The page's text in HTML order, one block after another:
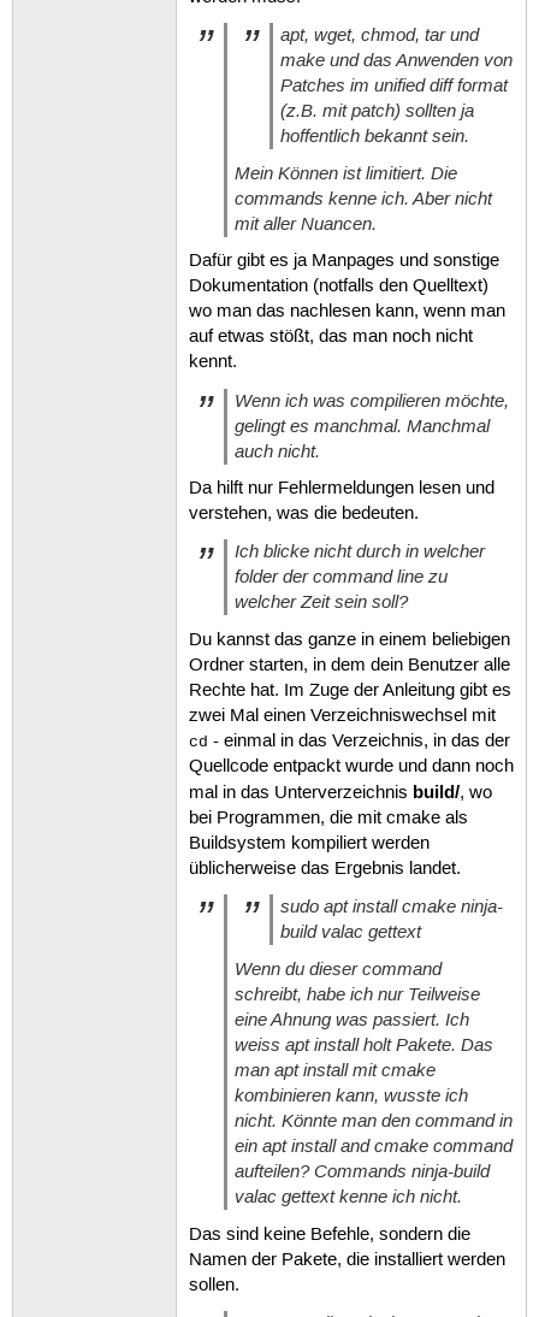
apt, wget, chmod, tar und
make und das Anwenden von
Patches im unified diff format
(z.B. mit patch) sollten ja
hoffentlich bekannt sein.
Mein Können ist limitiert. Die
commands kenne ich. Aber nicht
mit aller Nuancen.
Dafür gibt es ja Manpages und sonstige
Dokumentation (notfalls den Quelltext)
wo man das nachlesen kann, wenn man
auf etwas stößt, das man noch nicht
kennt.
Wenn ich was compilieren möchte,
gelingt es manchmal. Manchmal
auch nicht.
Da hilft nur Fehlermeldungen lesen und
verstehen, was die bedeuten.
Ich blicke nicht durch in welcher
folder der command line zu
welcher Zeit sein soll?
Du kannst das ganze in einem beliebigen
Ordner starten, in dem dein Benutzer alle
Rechte hat. Im Zuge der Anleitung gibt es
zwei Mal einen Verzeichniswechsel mit
cd - einmal in das Verzeichnis, in das der
Quellcode entpackt wurde und dann noch
mal in das Unterverzeichnis build/, wo
bei Programmen, die mit cmake als
Buildsystem kompiliert werden
üblicherweise das Ergebnis landet.
sudo apt install cmake ninja-
build valac gettext
Wenn du dieser command
schreibt, habe ich nur Teilweise
eine Ahnung was passiert. Ich
weiss apt install holt Pakete. Das
man apt install mit cmake
kombinieren kann, wusste ich
nicht. Könnte man den command in
ein apt install and cmake command
aufteilen? Commands ninja-build
valac gettext kenne ich nicht.
Das sind keine Befehle, sondern die
Namen der Pakete, die installiert werden
sollen.